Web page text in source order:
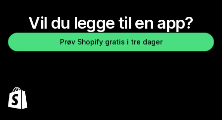
Vil du legge til en app?
Prøv Shopify gratis i tre dager